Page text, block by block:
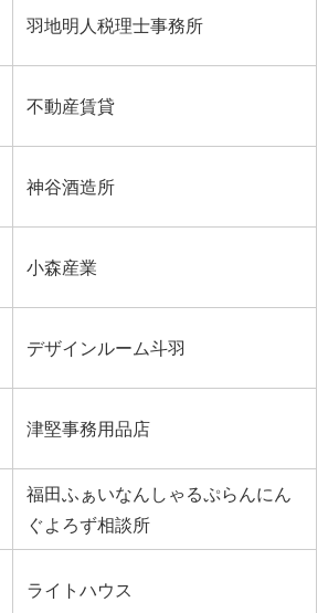
羽地明人税理士事務所
不動産賃貸
神谷酒造所
小森産業
デザインルーム斗羽
津堅事務用品店
福田ふぁいなんしゃるぷらんにん
ぐよろず相談所
ライトハウス